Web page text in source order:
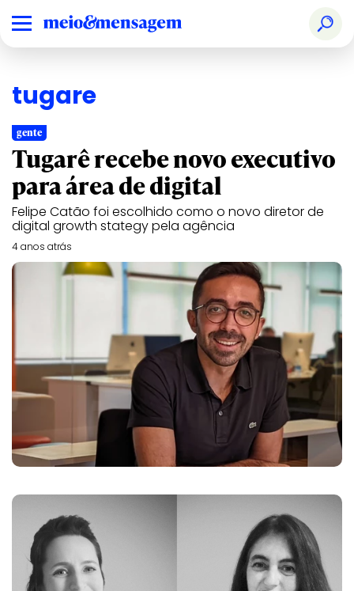
tugare
gente
Tugarê recebe novo executivo
para área de digital
Felipe Catão foi escolhido como o novo diretor de
digital growth stategy pela agência
4 anos atrás